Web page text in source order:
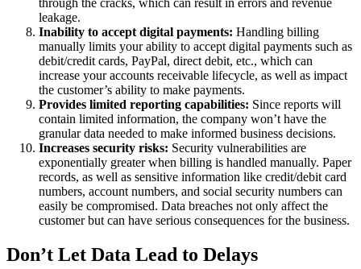
through the cracks, which can result in errors and revenue
leakage.
Inability to accept digital payments: Handling billing
manually limits your ability to accept digital payments such as
debit/credit cards, PayPal, direct debit, etc., which can
increase your accounts receivable lifecycle, as well as impact
the customer’s ability to make payments.
Provides limited reporting capabilities: Since reports will
contain limited information, the company won’t have the
granular data needed to make informed business decisions.
Increases security risks: Security vulnerabilities are
exponentially greater when billing is handled manually. Paper
records, as well as sensitive information like credit/debit card
numbers, account numbers, and social security numbers can
easily be compromised. Data breaches not only affect the
customer but can have serious consequences for the business.
Don’t Let Data Lead to Delays